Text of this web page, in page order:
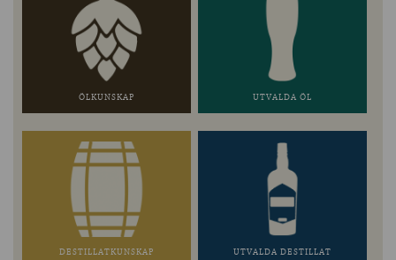
ÖLKUNSKAP UTVALDA ÖL
DESTILLATKUNSKAP UTVALDA DESTILLAT